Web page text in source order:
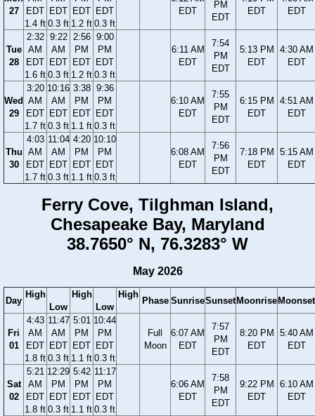
27
EDT
1.4 ft
EDT
0.3 ft
EDT
1.2 ft
EDT
0.3 ft
EDT
PM
EDT
EDT
EDT
Tue
28
2:32
AM
EDT
1.6 ft
9:22
AM
EDT
0.3 ft
2:56
PM
EDT
1.2 ft
9:00
PM
EDT
0.3 ft
6:11 AM
EDT
7:54
PM
EDT
5:13 PM
EDT
4:30 AM
EDT
Wed
29
3:20
AM
EDT
1.7 ft
10:16
AM
EDT
0.3 ft
3:38
PM
EDT
1.1 ft
9:36
PM
EDT
0.3 ft
6:10 AM
EDT
7:55
PM
EDT
6:15 PM
EDT
4:51 AM
EDT
Thu
30
4:03
AM
EDT
1.7 ft
11:04
AM
EDT
0.3 ft
4:20
PM
EDT
1.1 ft
10:10
PM
EDT
0.3 ft
6:08 AM
EDT
7:56
PM
EDT
7:18 PM
EDT
5:15 AM
EDT
Ferry Cove, Tilghman Island,
Chesapeake Bay, Maryland
38.7650° N, 76.3283° W
May 2026
Day
High
Low
High
Low
High
Phase SunriseSunset Moonrise Moonset
Fri
01
4:43
AM
EDT
1.8 ft
11:47
AM
EDT
0.3 ft
5:01
PM
EDT
1.1 ft
10:44
PM
EDT
0.3 ft
Full
Moon
6:07 AM
EDT
7:57
PM
EDT
8:20 PM
EDT
5:40 AM
EDT
Sat
02
5:21
AM
EDT
1.8 ft
12:29
PM
EDT
0.3 ft
5:42
PM
EDT
1.1 ft
11:17
PM
EDT
0.3 ft
6:06 AM
EDT
7:58
PM
EDT
9:22 PM
EDT
6:10 AM
EDT